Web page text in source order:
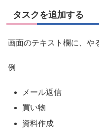
タスクを追加する
画面のテキスト欄に、や
例
メール返信
買い物
資料作成